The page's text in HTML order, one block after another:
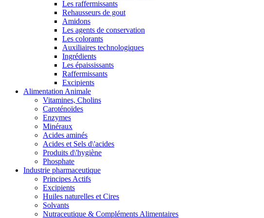
Les raffermissants
Rehausseurs de gout
Amidons
Les agents de conservation
Les colorants
Auxiliaires technologiques
Ingrédients
Les épaississants
Raffermissants
Excipients
Alimentation Animale
Vitamines, Cholins
Caroténoïdes
Enzymes
Minéraux
Acides aminés
Acides et Sels d\'acides
Produits d\'hygiène
Phosphate
Industrie pharmaceutique
Principes Actifs
Excipients
Huiles naturelles et Cires
Solvants
Nutraceutique & Compléments Alimentaires